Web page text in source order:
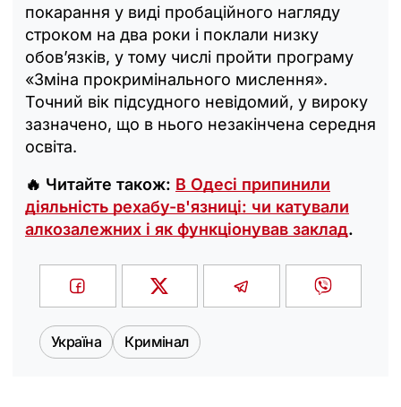
покарання у виді пробаційного нагляду
строком на два роки і поклали низку
обовʼязків, у тому числі пройти програму
«Зміна прокримінального мислення».
Точний вік підсудного невідомий, у вироку
зазначено, що в нього незакінчена середня
освіта.
🔥 Читайте також: В Одесі припинили
діяльність рехабу-в'язниці: чи катували
алкозалежних і як функціонував заклад.
Україна Кримінал